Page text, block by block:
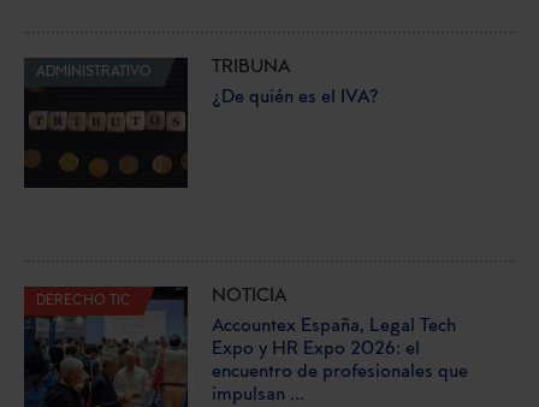
ADMINISTRATIVO
TRIBUNA
¿De quién es el IVA?
DERECHO TIC
NOTICIA
Accountex España, Legal Tech
Expo y HR Expo 2026: el
encuentro de profesionales que
impulsan ...